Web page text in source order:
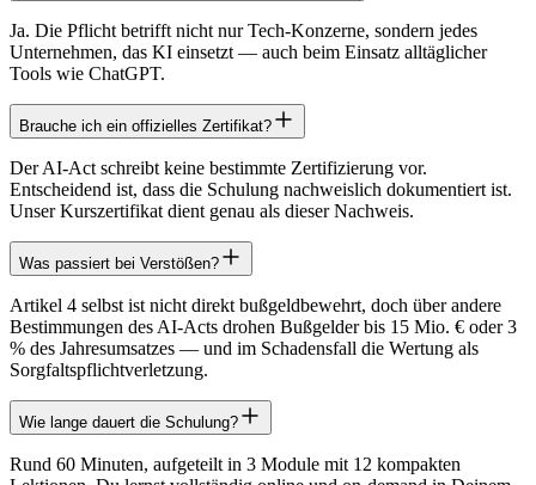
Ja. Die Pflicht betrifft nicht nur Tech-Konzerne, sondern jedes
Unternehmen, das KI einsetzt — auch beim Einsatz alltäglicher
Tools wie ChatGPT.
Brauche ich ein offizielles Zertifikat?
Der AI-Act schreibt keine bestimmte Zertifizierung vor.
Entscheidend ist, dass die Schulung nachweislich dokumentiert ist.
Unser Kurszertifikat dient genau als dieser Nachweis.
Was passiert bei Verstößen?
Artikel 4 selbst ist nicht direkt bußgeldbewehrt, doch über andere
Bestimmungen des AI-Acts drohen Bußgelder bis 15 Mio. € oder 3
% des Jahresumsatzes — und im Schadensfall die Wertung als
Sorgfaltspflichtverletzung.
Wie lange dauert die Schulung?
Rund 60 Minuten, aufgeteilt in 3 Module mit 12 kompakten